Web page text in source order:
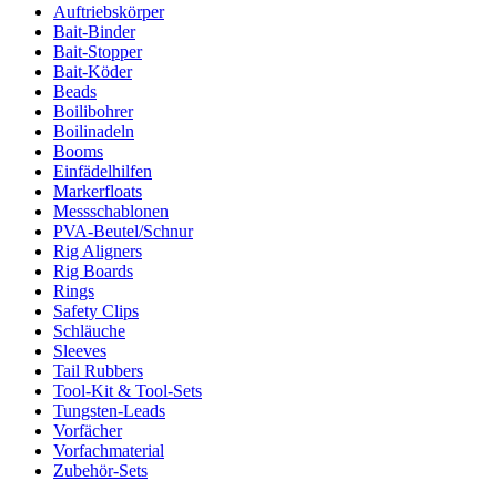
Auftriebskörper
Bait-Binder
Bait-Stopper
Bait-Köder
Beads
Boilibohrer
Boilinadeln
Booms
Einfädelhilfen
Markerfloats
Messschablonen
PVA-Beutel/Schnur
Rig Aligners
Rig Boards
Rings
Safety Clips
Schläuche
Sleeves
Tail Rubbers
Tool-Kit & Tool-Sets
Tungsten-Leads
Vorfächer
Vorfachmaterial
Zubehör-Sets